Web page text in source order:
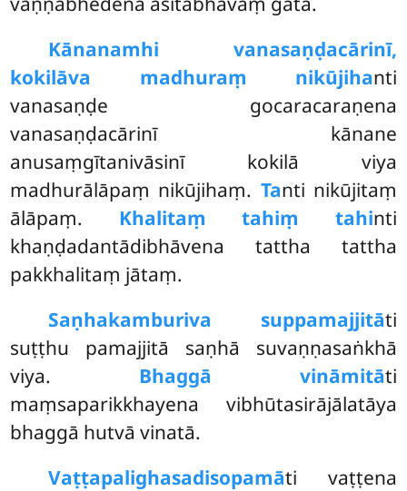
Kānanamhi vanasaṇḍacārinī,
kokilāva madhuraṃ nikūjihanti
vanasaṇḍe gocaracaraṇena
vanasaṇḍacārinī kānane
anusaṃgītanivāsinī kokilā viya
madhurālāpaṃ nikūjihaṃ. Tanti nikūjitaṃ
ālāpaṃ. Khalitaṃ tahiṃ tahinti
khaṇḍadantādibhāvena tattha tattha
pakkhalitaṃ jātaṃ.
Saṇhakamburiva suppamajjitāti
suṭṭhu pamajjitā saṇhā suvaṇṇasaṅkhā
viya. Bhaggā vināmitāti
maṃsaparikkhayena vibhūtasirājālatāya
bhaggā hutvā vinatā.
Vaṭṭapalighasadisopamāti vaṭṭena